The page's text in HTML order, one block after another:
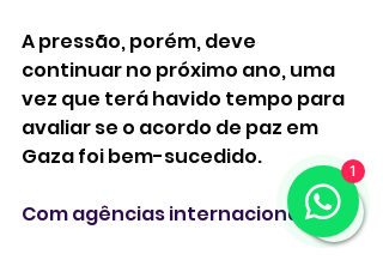
A pressão, porém, deve
continuar no próximo ano, uma
vez que terá havido tempo para
avaliar se o acordo de paz em
Gaza foi bem-sucedido.
Com agências internacionais
1